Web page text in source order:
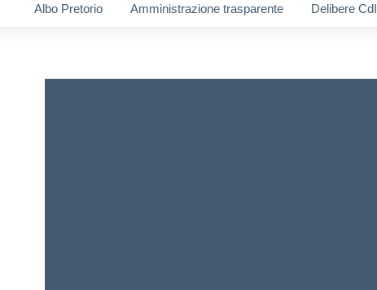
Albo Pretorio Amministrazione trasparente Delibere CdI